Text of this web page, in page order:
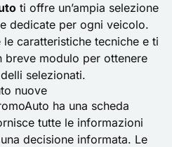
ti offre un’ampia selezione
dedicate per ogni veicolo.
caratteristiche tecniche e ti
breve modulo per ottenere
selezionati.
nuove
ha una scheda
tutte le informazioni
decisione informata. Le